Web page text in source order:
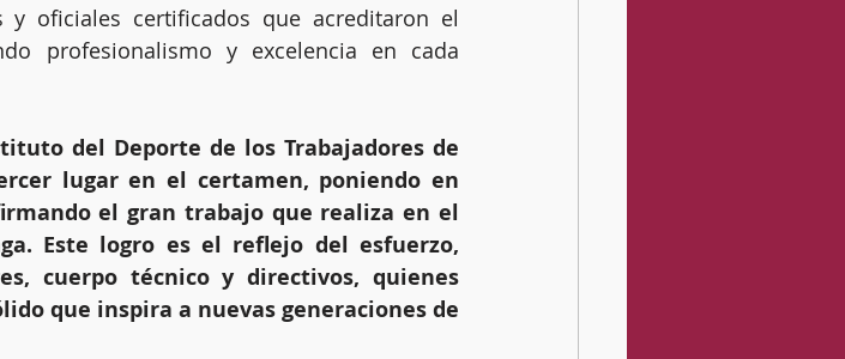
oficiales certificados que acreditaron el
profesionalismo y excelencia en cada
del Deporte de los Trabajadores de
lugar en el certamen, poniendo en
el gran trabajo que realiza en el
Este logro es el reflejo del esfuerzo,
cuerpo técnico y directivos, quienes
que inspira a nuevas generaciones de